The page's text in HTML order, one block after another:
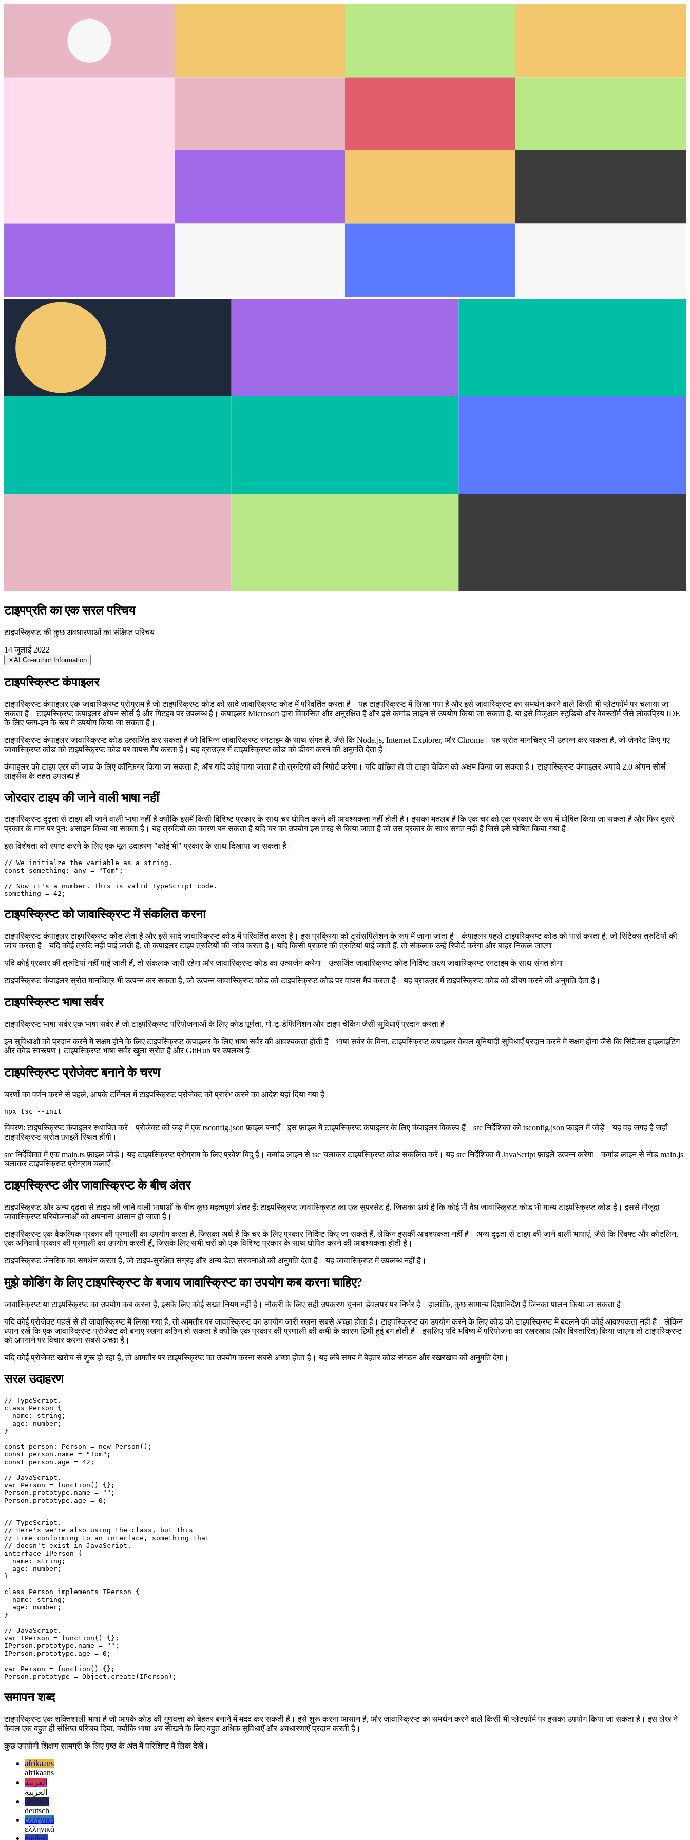
टाइपप्रति का एक सरल परिचय
टाइपस्क्रिप्ट की कुछ अवधारणाओं का संक्षिप्त परिचय
✴︎AI Co-author Information
टाइपस्क्रिप्ट कंपाइलर
टाइपस्क्रिप्ट कंपाइलर एक जावास्क्रिप्ट प्रोग्राम है जो टाइपस्क्रिप्ट कोड को सादे जावास्क्रिप्ट कोड में परिवर्तित करता है। यह टाइपस्क्रिप्ट में लिखा गया है और इसे जावास्क्रिप्ट का समर्थन करने वाले किसी भी प्लेटफॉर्म पर चलाया जा
सकता है। टाइपस्क्रिप्ट कंपाइलर ओपन सोर्स है और गिटहब पर उपलब्ध है। कंपाइलर Microsoft द्वारा विकसित और अनुरक्षित है और इसे कमांड लाइन से उपयोग किया जा सकता है, या इसे विजुअल स्टूडियो और वेबस्टॉर्म जैसे लोकप्रिय IDE
के लिए प्लग-इन के रूप में उपयोग किया जा सकता है।
टाइपस्क्रिप्ट कंपाइलर जावास्क्रिप्ट कोड उत्सर्जित कर सकता है जो विभिन्न जावास्क्रिप्ट रनटाइम के साथ संगत है, जैसे कि Node.js, Internet Explorer, और Chrome। यह स्रोत मानचित्र भी उत्पन्न कर सकता है, जो जेनरेट किए गए
जावास्क्रिप्ट कोड को टाइपस्क्रिप्ट कोड पर वापस मैप करता है। यह ब्राउज़र में टाइपस्क्रिप्ट कोड को डीबग करने की अनुमति देता है।
लाइसेंस के तहत उपलब्ध है।
जोरदार टाइप की जाने वाली भाषा नहीं
टाइपस्क्रिप्ट दृढ़ता से टाइप की जाने वाली भाषा नहीं है क्योंकि इसमें किसी विशिष्ट प्रकार के साथ चर घोषित करने की आवश्यकता नहीं होती है। इसका मतलब है कि एक चर को एक प्रकार के रूप में घोषित किया जा सकता है और फिर दूसरे
प्रकार के मान पर पुन: असाइन किया जा सकता है। यह त्रुटियों का कारण बन सकता है यदि चर का उपयोग इस तरह से किया जाता है जो उस प्रकार के साथ संगत नहीं है जिसे इसे घोषित किया गया है।
इस विशेषता को स्पष्ट करने के लिए एक मूल उदाहरण "कोई भी" प्रकार के साथ दिखाया जा सकता है।
// We initialze the variable as a string.
const something: any = "Tom";
// Now it's a number. This is valid TypeScript code.
टाइपस्क्रिप्ट को जावास्क्रिप्ट में संकलित करना
टाइपस्क्रिप्ट कंपाइलर टाइपस्क्रिप्ट कोड लेता है और इसे सादे जावास्क्रिप्ट कोड में परिवर्तित करता है। इस प्रक्रिया को ट्रांसपिलेशन के रूप में जाना जाता है। कंपाइलर पहले टाइपस्क्रिप्ट कोड को पार्स करता है, जो सिंटैक्स त्रुटियों की
जांच करता है। यदि कोई त्रुटि नहीं पाई जाती है, तो कंपाइलर टाइप त्रुटियों की जांच करता है। यदि किसी प्रकार की त्रुटियां पाई जाती हैं, तो संकलक उन्हें रिपोर्ट करेगा और बाहर निकल जाएगा।
यदि कोई प्रकार की त्रुटियां नहीं पाई जाती हैं, तो संकलक जारी रहेगा और जावास्क्रिप्ट कोड का उत्सर्जन करेगा। उत्सर्जित जावास्क्रिप्ट कोड निर्दिष्ट लक्ष्य जावास्क्रिप्ट रनटाइम के साथ संगत होगा।
टाइपस्क्रिप्ट कंपाइलर स्रोत मानचित्र भी उत्पन्न कर सकता है, जो उत्पन्न जावास्क्रिप्ट कोड को टाइपस्क्रिप्ट कोड पर वापस मैप करता है। यह ब्राउज़र में टाइपस्क्रिप्ट कोड को डीबग करने की अनुमति देता है।
टाइपस्क्रिप्ट भाषा सर्वर
टाइपस्क्रिप्ट भाषा सर्वर एक भाषा सर्वर है जो टाइपस्क्रिप्ट परियोजनाओं के लिए कोड पूर्णता, गो-टू-डेफिनिशन और टाइप चेकिंग जैसी सुविधाएँ प्रदान करता है।
और कोड स्वरूपण। टाइपस्क्रिप्ट भाषा सर्वर खुला स्रोत है और GitHub पर उपलब्ध है।
टाइपस्क्रिप्ट प्रोजेक्ट बनाने के चरण
चरणों का वर्णन करने से पहले, आपके टर्मिनल में टाइपस्क्रिप्ट प्रोजेक्ट को प्रारंभ करने का आदेश यहां दिया गया है।
विवरण: टाइपस्क्रिप्ट कंपाइलर स्थापित करें। प्रोजेक्ट की जड़ में एक tsconfig.json फ़ाइल बनाएँ। इस फ़ाइल में टाइपस्क्रिप्ट कंपाइलर के लिए कंपाइलर विकल्प हैं। src निर्देशिका को tsconfig.json फ़ाइल में जोड़ें। यह वह जगह है जहाँ
टाइपस्क्रिप्ट स्रोत फ़ाइलें स्थित होंगी।
चलाकर टाइपस्क्रिप्ट प्रोग्राम चलाएँ।
टाइपस्क्रिप्ट और जावास्क्रिप्ट के बीच अंतर
टाइपस्क्रिप्ट और अन्य दृढ़ता से टाइप की जाने वाली भाषाओं के बीच कुछ महत्वपूर्ण अंतर हैं: टाइपस्क्रिप्ट जावास्क्रिप्ट का एक सुपरसेट है, जिसका अर्थ है कि कोई भी वैध जावास्क्रिप्ट कोड भी मान्य टाइपस्क्रिप्ट कोड है। इससे मौजूदा
जावास्क्रिप्ट परियोजनाओं को अपनाना आसान हो जाता है।
टाइपस्क्रिप्ट एक वैकल्पिक प्रकार की प्रणाली का उपयोग करता है, जिसका अर्थ है कि चर के लिए प्रकार निर्दिष्ट किए जा सकते हैं, लेकिन इसकी आवश्यकता नहीं है। अन्य दृढ़ता से टाइप की जाने वाली भाषाएं, जैसे कि स्विफ्ट और कोटलिन,
एक अनिवार्य प्रकार की प्रणाली का उपयोग करती हैं, जिसके लिए सभी चरों को एक विशिष्ट प्रकार के साथ घोषित करने की आवश्यकता होती है।
टाइपस्क्रिप्ट जेनरिक का समर्थन करता है, जो टाइप-सुरक्षित संग्रह और अन्य डेटा संरचनाओं की अनुमति देता है। यह जावास्क्रिप्ट में उपलब्ध नहीं है।
मुझे कोडिंग के लिए टाइपस्क्रिप्ट के बजाय जावास्क्रिप्ट का उपयोग कब करना चाहिए?
जावास्क्रिप्ट या टाइपस्क्रिप्ट का उपयोग कब करना है, इसके लिए कोई सख्त नियम नहीं है। नौकरी के लिए सही उपकरण चुनना डेवलपर पर निर्भर है। हालांकि, कुछ सामान्य दिशानिर्देश हैं जिनका पालन किया जा सकता है।
यदि कोई प्रोजेक्ट पहले से ही जावास्क्रिप्ट में लिखा गया है, तो आमतौर पर जावास्क्रिप्ट का उपयोग जारी रखना सबसे अच्छा होता है। टाइपस्क्रिप्ट का उपयोग करने के लिए कोड को टाइपस्क्रिप्ट में बदलने की कोई आवश्यकता नहीं है। लेकिन
ध्यान रखें कि एक जावास्क्रिप्ट-प्रोजेक्ट को बनाए रखना कठिन हो सकता है क्योंकि एक प्रकार की प्रणाली की कमी के कारण छिपी हुई बग होती है। इसलिए यदि भविष्य में परियोजना का रखरखाव (और विस्तारित) किया जाएगा तो टाइपस्क्रिप्ट
को अपनाने पर विचार करना सबसे अच्छा है।
यदि कोई प्रोजेक्ट खरोंच से शुरू हो रहा है, तो आमतौर पर टाइपस्क्रिप्ट का उपयोग करना सबसे अच्छा होता है। यह लंबे समय में बेहतर कोड संगठन और रखरखाव की अनुमति देगा।
सरल उदाहरण
// TypeScript.
class Person {
  name: string;
  age: number;
}
const person: Person = new Person();
const person.name = "Tom";
const person.age = 42;
// JavaScript.
var Person = function() {};
Person.prototype.age = 0;
// TypeScript.
// Here's we're also using the class, but this
// time conforming to an interface, something that
// doesn't exist in JavaScript.
interface IPerson {
  name: string;
  age: number;
class Person implements IPerson {
  name: string;
  age: number;
}
// JavaScript.
var IPerson = function() {};
IPerson.prototype.name = "";
IPerson.prototype.age = 0;
समापन शब्द
टाइपस्क्रिप्ट एक शक्तिशाली भाषा है जो आपके कोड की गुणवत्ता को बेहतर बनाने में मदद कर सकती है। इसे शुरू करना आसान है, और जावास्क्रिप्ट का समर्थन करने वाले किसी भी प्लेटफ़ॉर्म पर इसका उपयोग किया जा सकता है। इस लेख ने
केवल एक बहुत ही संक्षिप्त परिचय दिया, क्योंकि भाषा अब सीखने के लिए बहुत अधिक सुविधाएँ और अवधारणाएँ प्रदान करती है।
कुछ उपयोगी शिक्षण सामग्री के लिए पृष्ठ के अंत में परिशिष्ट में लिंक देखें।
afrikaans
afrikaans
العربية
العربية
deutsch
deutsch